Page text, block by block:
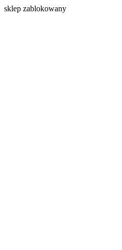
sklep zablokowany